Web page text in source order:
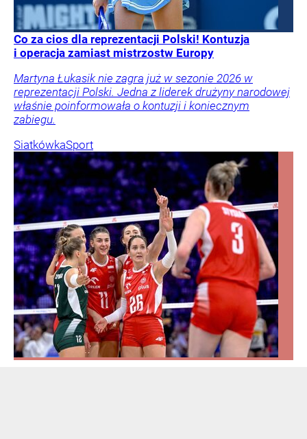
Co za cios dla reprezentacji Polski! Kontuzja
i operacja zamiast mistrzostw Europy
Martyna Łukasik nie zagra już w sezonie 2026 w
reprezentacji Polski. Jedna z liderek drużyny narodowej
właśnie poinformowała o kontuzji i koniecznym
zabiegu.
SiatkówkaSport